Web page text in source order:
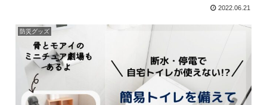
2022.06.21
防災グッズ